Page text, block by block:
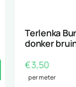
Terlenka
donker
€3,50
per meter